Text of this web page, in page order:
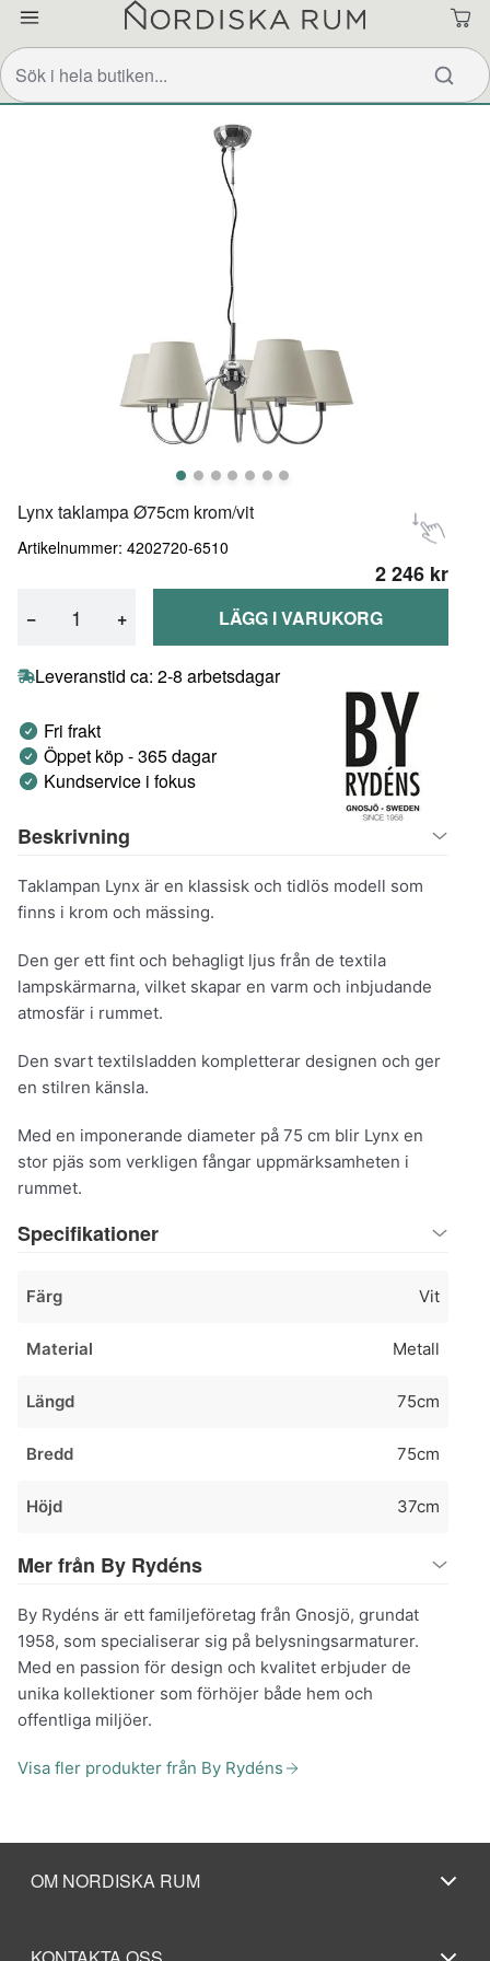
Lynx taklampa Ø75cm krom/vit
Artikelnummer: 4202720-6510
2 246 kr
− + LÄGG I VARUKORG
Leveranstid ca: 2-8 arbetsdagar
Fri frakt
Öppet köp - 365 dagar
Kundservice i fokus
Beskrivning
Taklampan Lynx är en klassisk och tidlös modell som
finns i krom och mässing.
Den ger ett fint och behagligt ljus från de textila
lampskärmarna, vilket skapar en varm och inbjudande
atmosfär i rummet.
Den svart textilsladden kompletterar designen och ger
en stilren känsla.
Med en imponerande diameter på 75 cm blir Lynx en
stor pjäs som verkligen fångar uppmärksamheten i
rummet.
Specifikationer
Färg Vit
Material Metall
Längd 75cm
Bredd 75cm
Höjd 37cm
Mer från By Rydéns
By Rydéns är ett familjeföretag från Gnosjö, grundat
1958, som specialiserar sig på belysningsarmaturer.
Med en passion för design och kvalitet erbjuder de
unika kollektioner som förhöjer både hem och
offentliga miljöer.
Visa fler produkter från By Rydéns
OM NORDISKA RUM